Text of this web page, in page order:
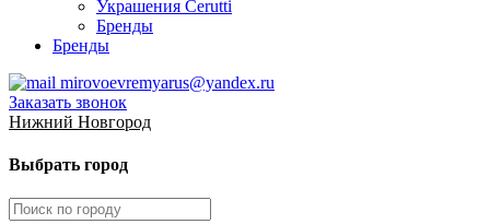
Украшения Cerutti
Бренды
Бренды
mirovoevremyarus@yandex.ru
Заказать звонок
Нижний Новгород
Выбрать город